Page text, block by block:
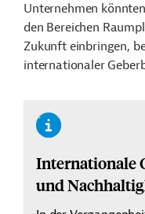
Unternehmen
den Bereichen
Zukunft einbringen,
internationaler
Internationale
und